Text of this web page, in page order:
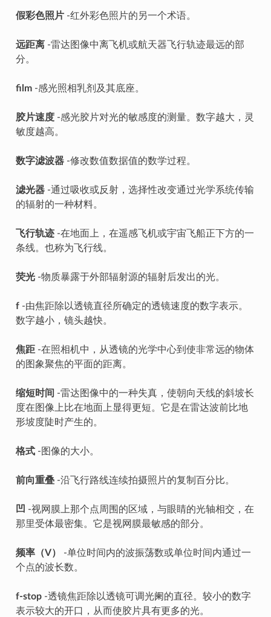
假彩色照片-红外彩色照片的另一个术语。
远距离-雷达图像中离飞机或航天器飞行轨迹最远的部
分。
film-感光照相乳剂及其底座。
胶片速度-感光胶片对光的敏感度的测量。数字越大，灵
敏度越高。
数字滤波器-修改数值数据值的数学过程。
滤光器-通过吸收或反射，选择性改变通过光学系统传输
的辐射的一种材料。
飞行轨迹-在地面上，在遥感飞机或宇宙飞船正下方的一
条线。也称为飞行线。
荧光-物质暴露于外部辐射源的辐射后发出的光。
f-由焦距除以透镜直径所确定的透镜速度的数字表示。
数字越小，镜头越快。
焦距-在照相机中，从透镜的光学中心到使非常远的物体
的图象聚焦的平面的距离。
缩短时间 -雷达图像中的一种失真，使朝向天线的斜坡长
度在图像上比在地面上显得更短。它是在雷达波前比地
形坡度陡时产生的。
格式-图像的大小。
前向重叠-沿飞行路线连续拍摄照片的复制百分比。
凹 -视网膜上那个点周围的区域，与眼睛的光轴相交，在
那里受体最密集。它是视网膜最敏感的部分。
频率（V）
-单位时间内的波振荡数或单位时间内通过一
个点的波长数。
f-stop-透镜焦距除以透镜可调光阑的直径。较小的数字
表示较大的开口，从而使胶片具有更多的光。